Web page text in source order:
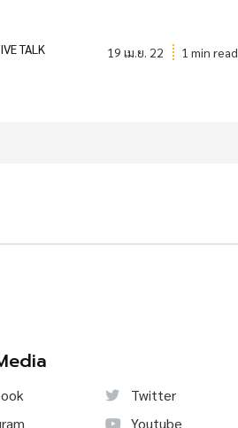
TALK 19 เม.ย. 22 1 min read
Twitter
Youtube